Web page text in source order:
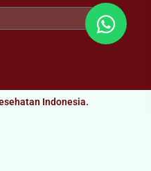
Indonesia.